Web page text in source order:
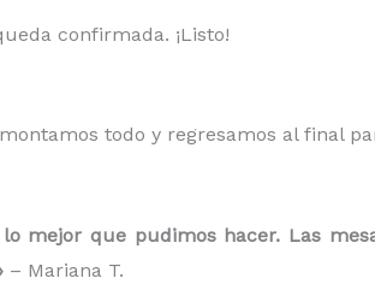
confirmada. ¡Listo!
todo y regresamos al final
mejor que pudimos hacer. Las
– Mariana T.